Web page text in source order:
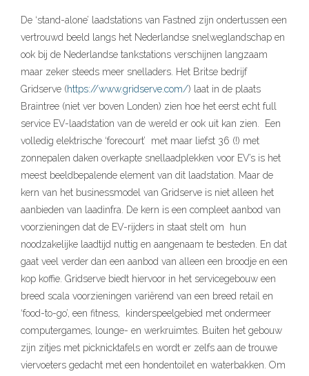
De ‘stand-alone’ laadstations van Fastned zijn ondertussen een
vertrouwd beeld langs het Nederlandse snelweglandschap en
ook bij de Nederlandse tankstations verschijnen langzaam
maar zeker steeds meer snelladers. Het Britse bedrijf
Gridserve (https://www.gridserve.com/) laat in de plaats
Braintree (niet ver boven Londen) zien hoe het eerst echt full
service EV-laadstation van de wereld er ook uit kan zien. Een
volledig elektrische ‘forecourt’ met maar liefst 36 (!) met
zonnepalen daken overkapte snellaadplekken voor EV’s is het
meest beeldbepalende element van dit laadstation. Maar de
kern van het businessmodel van Gridserve is niet alleen het
aanbieden van laadinfra. De kern is een compleet aanbod van
voorzieningen dat de EV-rijders in staat stelt om hun
noodzakelijke laadtijd nuttig en aangenaam te besteden. En dat
gaat veel verder dan een aanbod van alleen een broodje en een
kop koffie. Gridserve biedt hiervoor in het servicegebouw een
breed scala voorzieningen variërend van een breed retail en
‘food-to-go’, een fitness, kinderspeelgebied met ondermeer
computergames, lounge- en werkruimtes. Buiten het gebouw
zijn zitjes met picknicktafels en wordt er zelfs aan de trouwe
viervoeters gedacht met een hondentoilet en waterbakken. Om